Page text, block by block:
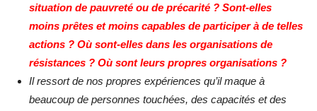
situation de pauvreté ou de précarité ? Sont-elles
moins prêtes et moins capables de participer à de telles
actions ? Où sont-elles dans les organisations de
résistances ? Où sont leurs propres organisations ?
Il ressort de nos propres expériences qu’il maque à
beaucoup de personnes touchées, des capacités et des